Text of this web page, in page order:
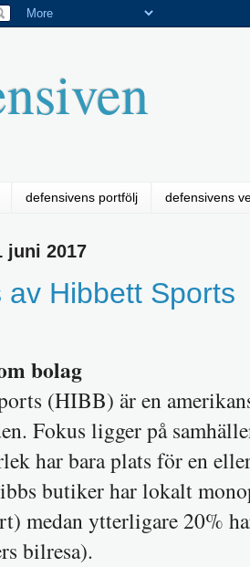
defensivens portfölj defensivens
juni 2017
av Hibbett Sports
bolag
(HIBB) är en
Fokus ligger på
har bara plats för en
butiker har lokalt
medan ytterligare 20%
bilresa).